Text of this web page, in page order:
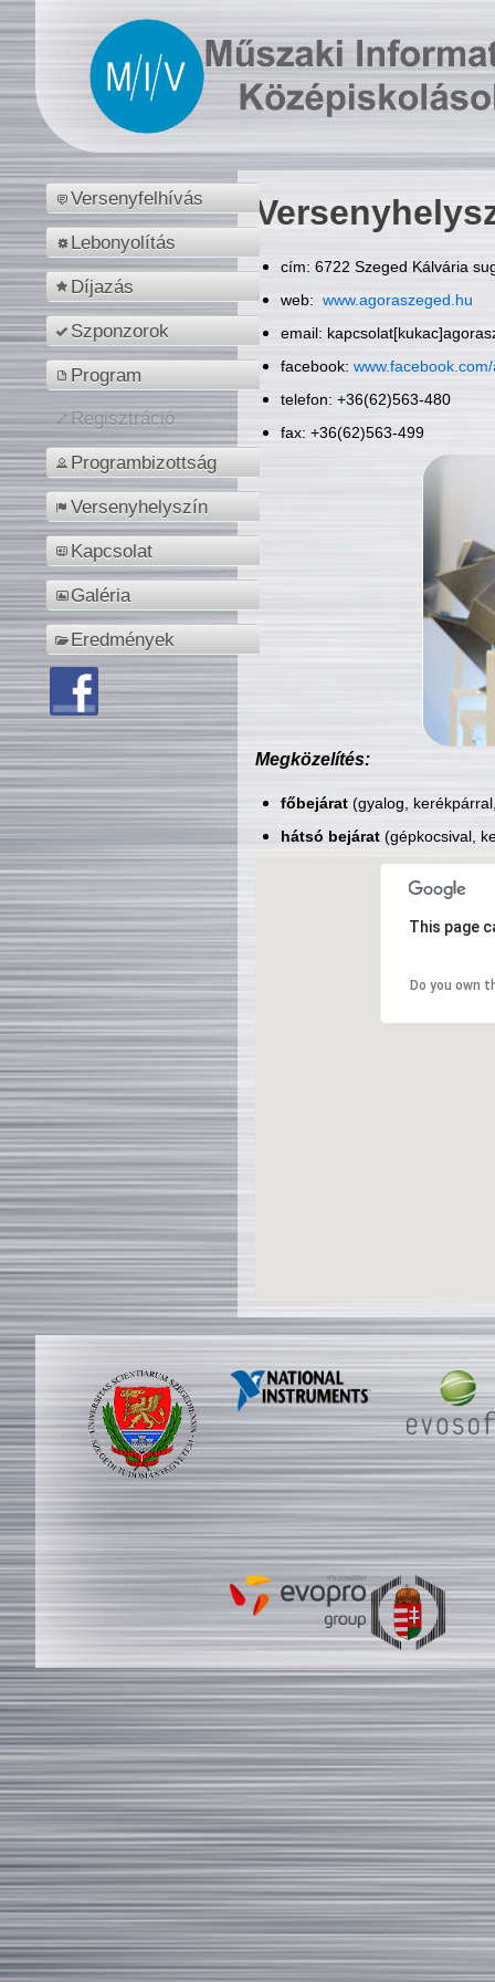
Versenyfelhívás
Lebonyolítás
Díjazás
Szponzorok
Program
Regisztráció
Programbizottság
Versenyhelyszín
Kapcsolat
Galéria
Eredmények
cím: 6722 Szeged Kálvária
web: www.agoraszeged.hu
email:
facebook:
telefon: +36(62)563-480
fax: +36(62)563-499
Megközelítés:
főbejárat(gyalog,
hátsó bejárat(gépkocsival,
This page
Do you own